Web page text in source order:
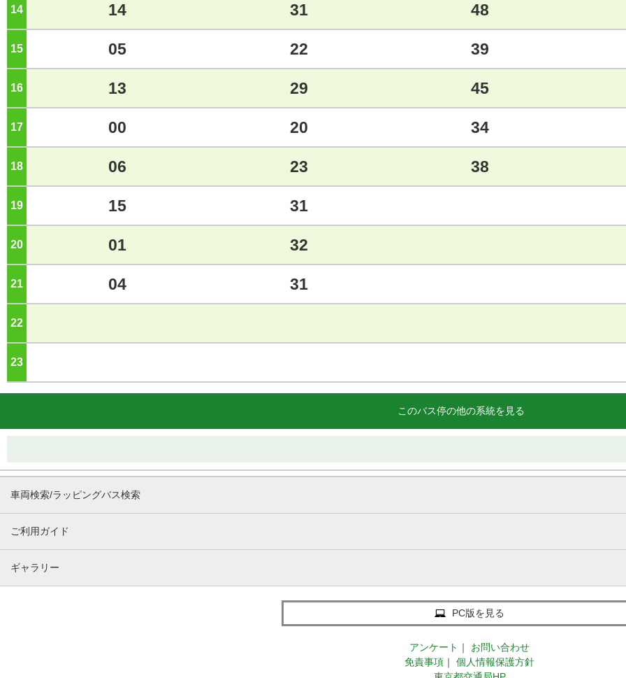
14 14 31 48
15 05 22 39
16 13 29 45
17 00 20 34
18 06 23 38
19 15 31
20 01 32
21 04 31
22
23
このバス停の他の系統を見る
車両検索/ラッピングバス検索
ご利用ガイド
ギャラリー
PC版を見る
アンケート ｜
お問い合わせ
免責事項 ｜
個人情報保護方針